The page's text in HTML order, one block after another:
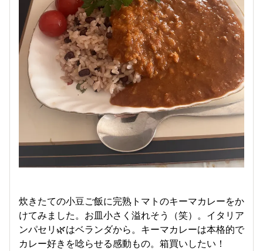
炊きたての小豆ご飯に完熟トマトのキーマカレーをか
けてみました。お皿小さく溢れそう（笑）。イタリア
ンパセリ🌿はベランダから。キーマカレーは本格的で
カレー好きを唸らせる感動もの。箱買いしたい！